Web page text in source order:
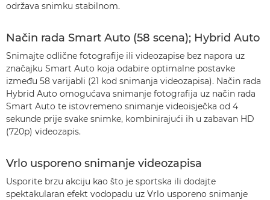
održava snimku stabilnom.
Način rada Smart Auto (58 scena); Hybrid Auto
Snimajte odlične fotografije ili videozapise bez napora uz
značajku Smart Auto koja odabire optimalne postavke
između 58 varijabli (21 kod snimanja videozapisa). Način rada
Hybrid Auto omogućava snimanje fotografija uz način rada
Smart Auto te istovremeno snimanje videoisječka od 4
sekunde prije svake snimke, kombinirajući ih u zabavan HD
(720p) videozapis.
Vrlo usporeno snimanje videozapisa
Usporite brzu akciju kao što je sportska ili dodajte
spektakularan efekt vodopadu uz Vrlo usporeno snimanje